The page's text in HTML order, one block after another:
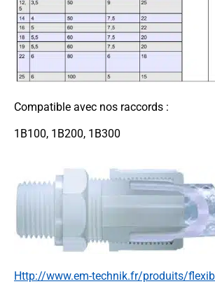
Compatible avec nos raccords :
1B100, 1B200, 1B300
http://www.em-technik.fr/produits/flexible-tube-